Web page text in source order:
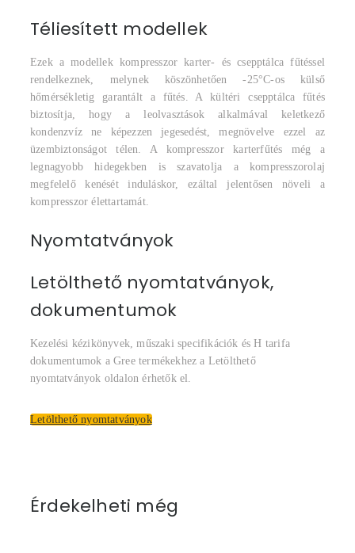
Téliesített modellek
Ezek a modellek kompresszor karter- és csepptálca fűtéssel
rendelkeznek, melynek köszönhetően -25°C-os külső
hőmérsékletig garantált a fűtés. A kültéri csepptálca fűtés
biztosítja, hogy a leolvasztások alkalmával keletkező
kondenzvíz ne képezzen jegesedést, megnövelve ezzel az
üzembiztonságot télen. A kompresszor karterfűtés még a
legnagyobb hidegekben is szavatolja a kompresszorolaj
megfelelő kenését induláskor, ezáltal jelentősen növeli a
kompresszor élettartamát.
Nyomtatványok
Letölthető nyomtatványok,
dokumentumok
Kezelési kézikönyvek, műszaki specifikációk és H tarifa
dokumentumok a Gree termékekhez a Letölthető
nyomtatványok oldalon érhetők el.
Letölthető nyomtatványok
Érdekelheti még